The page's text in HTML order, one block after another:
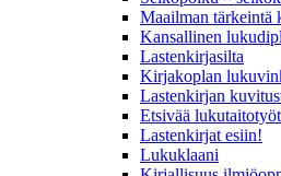
Maailman tärkeintä
Kansallinen
Lastenkirjasilta
Kirjakoplan
Lastenkirjan
Etsivää
Lastenkirjat esiin!
Lukuklaani